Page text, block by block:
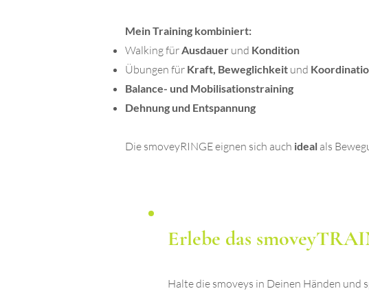
Mein Training kombiniert:
Walking fürAusdauer und Kondition
Übungen für Kraft, Beweglichkeit und
Balance- und Mobilisationstraining
Dehnung und Entspannung​
Die smoveyRINGE eignen sich auch ideal als
Erlebe das
Halte die smoveys in Deinen Händen und